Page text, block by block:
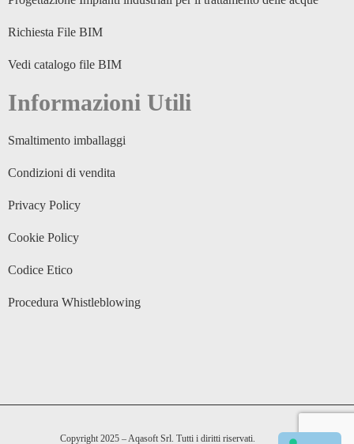
Richiesta File BIM
Vedi catalogo file BIM
Informazioni Utili
Smaltimento imballaggi
Condizioni di vendita
Privacy Policy
Cookie Policy
Codice Etico
Procedura Whistleblowing
Copyright 2025 – Aqasoft Srl. Tutti i diritti riservati.